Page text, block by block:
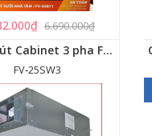
6.690.000₫
Quạt hút Cabinet 3 pha FV‑25SW3
FV‑25SW3